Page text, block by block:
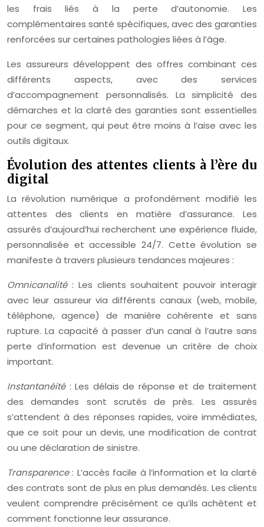
les frais liés à la perte d’autonomie. Les
complémentaires santé spécifiques, avec des garanties
renforcées sur certaines pathologies liées à l’âge.
Les assureurs développent des offres combinant ces
différents aspects, avec des services
d’accompagnement personnalisés. La simplicité des
démarches et la clarté des garanties sont essentielles
pour ce segment, qui peut être moins à l’aise avec les
outils digitaux.
Évolution des attentes clients à l’ère du
digital
La révolution numérique a profondément modifié les
attentes des clients en matière d’assurance. Les
assurés d’aujourd’hui recherchent une expérience fluide,
personnalisée et accessible 24/7. Cette évolution se
manifeste à travers plusieurs tendances majeures :
Omnicanalité : Les clients souhaitent pouvoir interagir
avec leur assureur via différents canaux (web, mobile,
téléphone, agence) de manière cohérente et sans
rupture. La capacité à passer d’un canal à l’autre sans
perte d’information est devenue un critère de choix
important.
Instantanéité : Les délais de réponse et de traitement
des demandes sont scrutés de près. Les assurés
s’attendent à des réponses rapides, voire immédiates,
que ce soit pour un devis, une modification de contrat
ou une déclaration de sinistre.
Transparence : L’accès facile à l’information et la clarté
des contrats sont de plus en plus demandés. Les clients
veulent comprendre précisément ce qu’ils achètent et
comment fonctionne leur assurance.